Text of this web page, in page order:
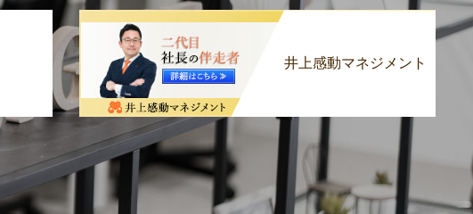
井上感動マネジメント